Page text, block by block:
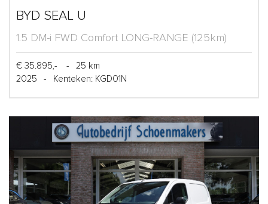
BYD SEAL U
1.5 DM-i FWD Comfort LONG-RANGE (125km)
€ 35.895,- -
25 km
2025
- Kenteken: KGD01N